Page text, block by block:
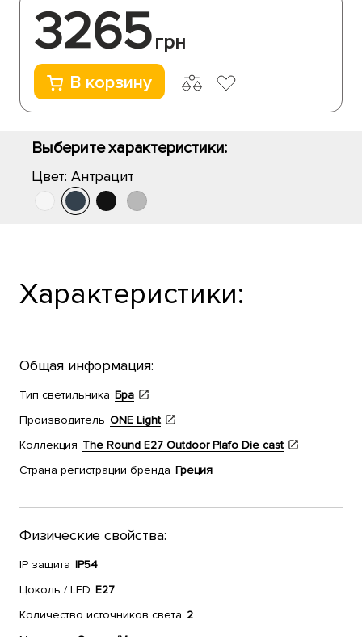
3265грн
В корзину
Выберите характеристики:
Цвет: Антрацит
Характеристики:
Общая информация:
Тип светильника Бра
Производитель ONE Light
Коллекция The Round E27 Outdoor Plafo Die cast
Страна регистрации бренда Греция
Физические свойства:
IP защита IP54
Цоколь / LED E27
Количество источников света 2